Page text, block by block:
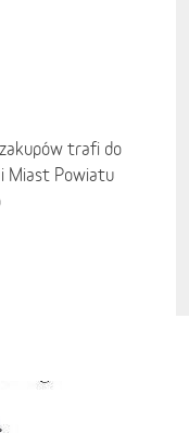
trafi do
Miast Powiatu